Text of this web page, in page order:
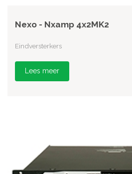
Nexo - Nxamp 4x2MK2
Eindversterkers
Lees meer